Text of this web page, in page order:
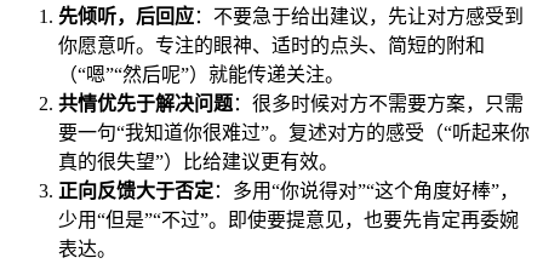
先倾听，后回应：不要急于给出建议，先让对方感受到
你愿意听。专注的眼神、适时的点头、简短的附和
（“嗯”“然后呢”）就能传递关注。
共情优先于解决问题：很多时候对方不需要方案，只需
要一句“我知道你很难过”。复述对方的感受（“听起来你
真的很失望”）比给建议更有效。
正向反馈大于否定：多用“你说得对”“这个角度好棒”，
少用“但是”“不过”。即使要提意见，也要先肯定再委婉
表达。